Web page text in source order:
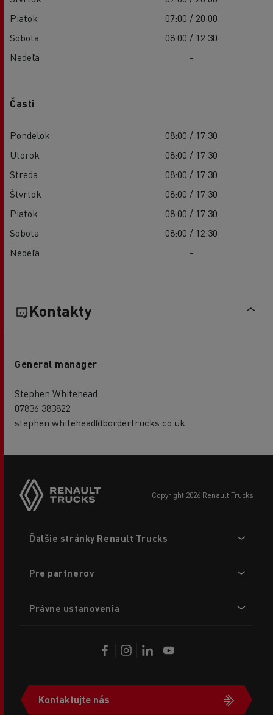
Piatok
07:00 / 20:00
Sobota
08:00 / 12:30
Nedeľa
-
Časti
Pondelok
08:00 / 17:30
Utorok
08:00 / 17:30
Streda
08:00 / 17:30
Štvrtok
08:00 / 17:30
Piatok
08:00 / 17:30
Sobota
08:00 / 12:30
Nedeľa
-
Kontakty
General manager
Stephen Whitehead
07836 383822
stephen.whitehead@bordertrucks.co.uk
copyright 2026 Renault Trucks
menu
Ďalšie stránky Renault Trucks
Pre partnerov
Právne ustanovenia
Kontaktujte nás